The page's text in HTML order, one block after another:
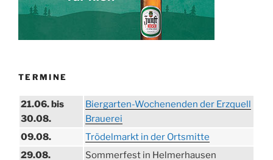
TERMINE
21.06. bis
30.08.
Biergarten-Wochenenden der Erzquell
Brauerei
09.08.
Trödelmarkt in der Ortsmitte
29.08.
Sommerfest in Helmerhausen